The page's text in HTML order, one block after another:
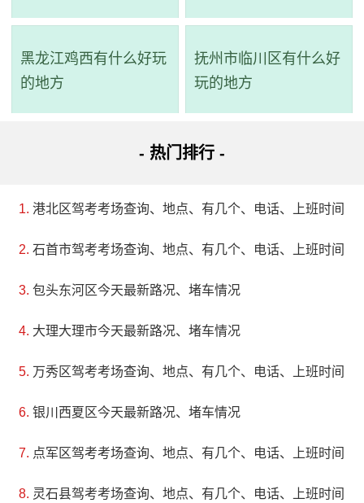
何如璋故居位于广东省梅州市大埔县湖寮镇双坑村，建
境庐是大埔县文物保护单位，并被推选为市主线旅游点,也是
4、江畔人家休闲度假区
评级：AAA
地址：广东梅州大埔县青溪镇溪口村
位于汀江河畔的青溪镇溪口“江畔人家”休闲度假村，投资
批光甲AAA级旅游景区。自2013年开放以来备受游客青睐，
是一处风景优美的旅游胜地。
黑龙江鸡西有什么好玩
的地方
抚州市临川区有什么好
玩的地方
- 热门排行 -
港北区驾考考场查询、地点、有几个、电话、上班时间
石首市驾考考场查询、地点、有几个、电话、上班时间
包头东河区今天最新路况、堵车情况
大理大理市今天最新路况、堵车情况
万秀区驾考考场查询、地点、有几个、电话、上班时间
银川西夏区今天最新路况、堵车情况
点军区驾考考场查询、地点、有几个、电话、上班时间
灵石县驾考考场查询、地点、有几个、电话、上班时间